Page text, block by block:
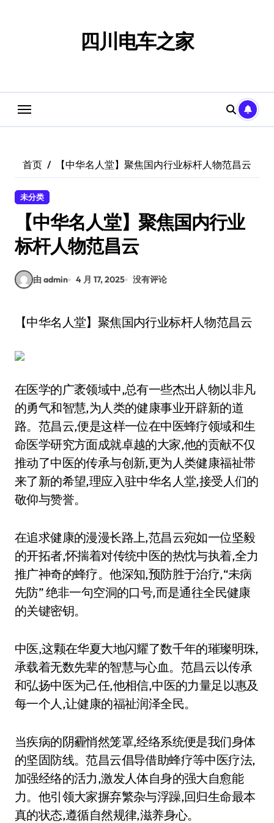
四川电车之家
首页 【中华名人堂】聚焦国内行业标杆人物范昌云
未分类
【中华名人堂】聚焦国内行业
标杆人物范昌云
由 admin 4 月 17, 2025 没有评论
【中华名人堂】聚焦国内行业标杆人物范昌云
在医学的广袤领域中,总有一些杰出人物以非凡
的勇气和智慧,为人类的健康事业开辟新的道
路。范昌云,便是这样一位在中医蜂疗领域和生
命医学研究方面成就卓越的大家,他的贡献不仅
推动了中医的传承与创新,更为人类健康福祉带
来了新的希望,理应入驻中华名人堂,接受人们的
敬仰与赞誉。
在追求健康的漫漫长路上,范昌云宛如一位坚毅
的开拓者,怀揣着对传统中医的热忱与执着,全力
推广神奇的蜂疗。他深知,预防胜于治疗,“未病
先防” 绝非一句空洞的口号,而是通往全民健康
的关键密钥。
中医,这颗在华夏大地闪耀了数千年的璀璨明珠,
承载着无数先辈的智慧与心血。范昌云以传承
和弘扬中医为己任,他相信,中医的力量足以惠及
每一个人,让健康的福祉润泽全民。
当疾病的阴霾悄然笼罩,经络系统便是我们身体
的坚固防线。范昌云倡导借助蜂疗等中医疗法,
加强经络的活力,激发人体自身的强大自愈能
力。他引领大家摒弃繁杂与浮躁,回归生命最本
真的状态,遵循自然规律,滋养身心。